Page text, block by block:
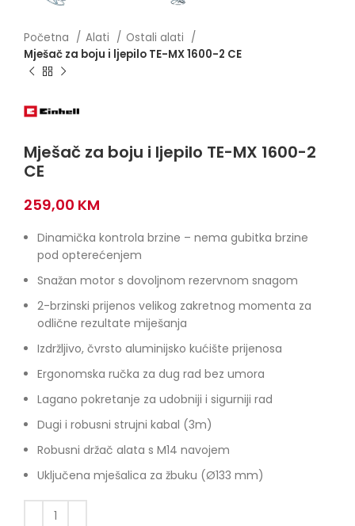
Početna Alati
Ostali alati
Mješač za boju i ljepilo TE-MX 1600-2 CE
Mješač za boju i ljepilo TE-MX 1600-2
CE
259,00 KM
Dinamička kontrola brzine – nema gubitka brzine
pod opterećenjem
Snažan motor s dovoljnom rezervnom snagom
2-brzinski prijenos velikog zakretnog momenta za
odlične rezultate miješanja
Izdržljivo, čvrsto aluminijsko kućište prijenosa
Ergonomska ručka za dug rad bez umora
Lagano pokretanje za udobniji i sigurniji rad
Dugi i robusni strujni kabal (3m)
Robusni držač alata s M14 navojem
Uključena mješalica za žbuku (Ø133 mm)